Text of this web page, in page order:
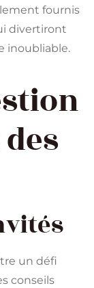
fournis
divertiront
inoubliable.
un défi
conseils